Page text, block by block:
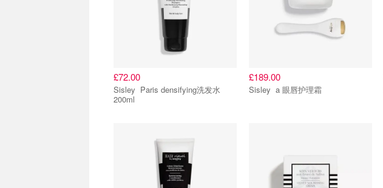
£72.00
Sisley Paris densifying洗发水
200ml
£189.00
Sisley a 眼唇护理霜